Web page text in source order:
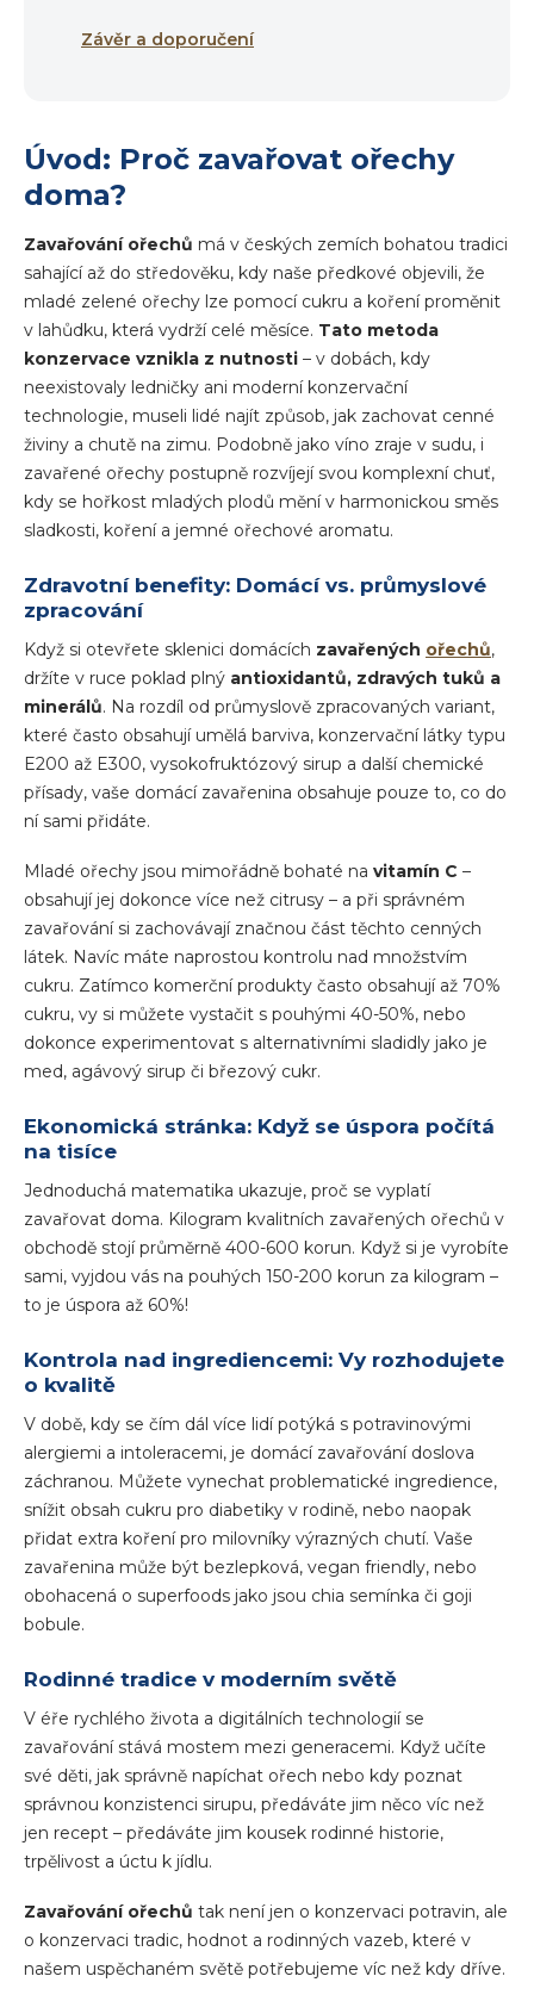
Závěr a doporučení
Úvod: Proč zavařovat ořechy
doma?
Zavařování ořechů má v českých zemích bohatou tradici
sahající až do středověku, kdy naše předkové objevili, že
mladé zelené ořechy lze pomocí cukru a koření proměnit
v lahůdku, která vydrží celé měsíce. Tato metoda
konzervace vznikla z nutnosti – v dobách, kdy
neexistovaly ledničky ani moderní konzervační
technologie, museli lidé najít způsob, jak zachovat cenné
živiny a chutě na zimu. Podobně jako víno zraje v sudu, i
zavařené ořechy postupně rozvíjejí svou komplexní chuť,
kdy se hořkost mladých plodů mění v harmonickou směs
sladkosti, koření a jemné ořechové aromatu.
Zdravotní benefity: Domácí vs. průmyslové
zpracování
Když si otevřete sklenici domácích zavařených ořechů,
držíte v ruce poklad plný antioxidantů, zdravých tuků a
minerálů. Na rozdíl od průmyslově zpracovaných variant,
které často obsahují umělá barviva, konzervační látky typu
E200 až E300, vysokofruktózový sirup a další chemické
přísady, vaše domácí zavařenina obsahuje pouze to, co do
ní sami přidáte.
Mladé ořechy jsou mimořádně bohaté na vitamín C –
obsahují jej dokonce více než citrusy – a při správném
zavařování si zachovávají značnou část těchto cenných
látek. Navíc máte naprostou kontrolu nad množstvím
cukru. Zatímco komerční produkty často obsahují až 70%
cukru, vy si můžete vystačit s pouhými 40-50%, nebo
dokonce experimentovat s alternativními sladidly jako je
med, agávový sirup či březový cukr.
Ekonomická stránka: Když se úspora počítá
na tisíce
Jednoduchá matematika ukazuje, proč se vyplatí
zavařovat doma. Kilogram kvalitních zavařených ořechů v
obchodě stojí průměrně 400-600 korun. Když si je vyrobíte
sami, vyjdou vás na pouhých 150-200 korun za kilogram –
to je úspora až 60%!
Kontrola nad ingrediencemi: Vy rozhodujete
o kvalitě
V době, kdy se čím dál více lidí potýká s potravinovými
alergiemi a intoleracemi, je domácí zavařování doslova
záchranou. Můžete vynechat problematické ingredience,
snížit obsah cukru pro diabetiky v rodině, nebo naopak
přidat extra koření pro milovníky výrazných chutí. Vaše
zavařenina může být bezlepková, vegan friendly, nebo
obohacená o superfoods jako jsou chia semínka či goji
bobule.
Rodinné tradice v moderním světě
V éře rychlého života a digitálních technologií se
zavařování stává mostem mezi generacemi. Když učíte
své děti, jak správně napíchat ořech nebo kdy poznat
správnou konzistenci sirupu, předáváte jim něco víc než
jen recept – předáváte jim kousek rodinné historie,
trpělivost a úctu k jídlu.
Zavařování ořechů tak není jen o konzervaci potravin, ale
o konzervaci tradic, hodnot a rodinných vazeb, které v
našem uspěchaném světě potřebujeme víc než kdy dříve.